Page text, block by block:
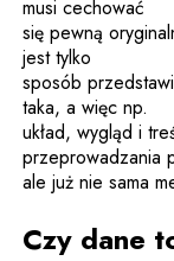
musi cechować
się pewną
jest tylko
sposób
taka, a więc np.
układ, wygląd i
przeprowadzania
ale już nie sama
Czy dane